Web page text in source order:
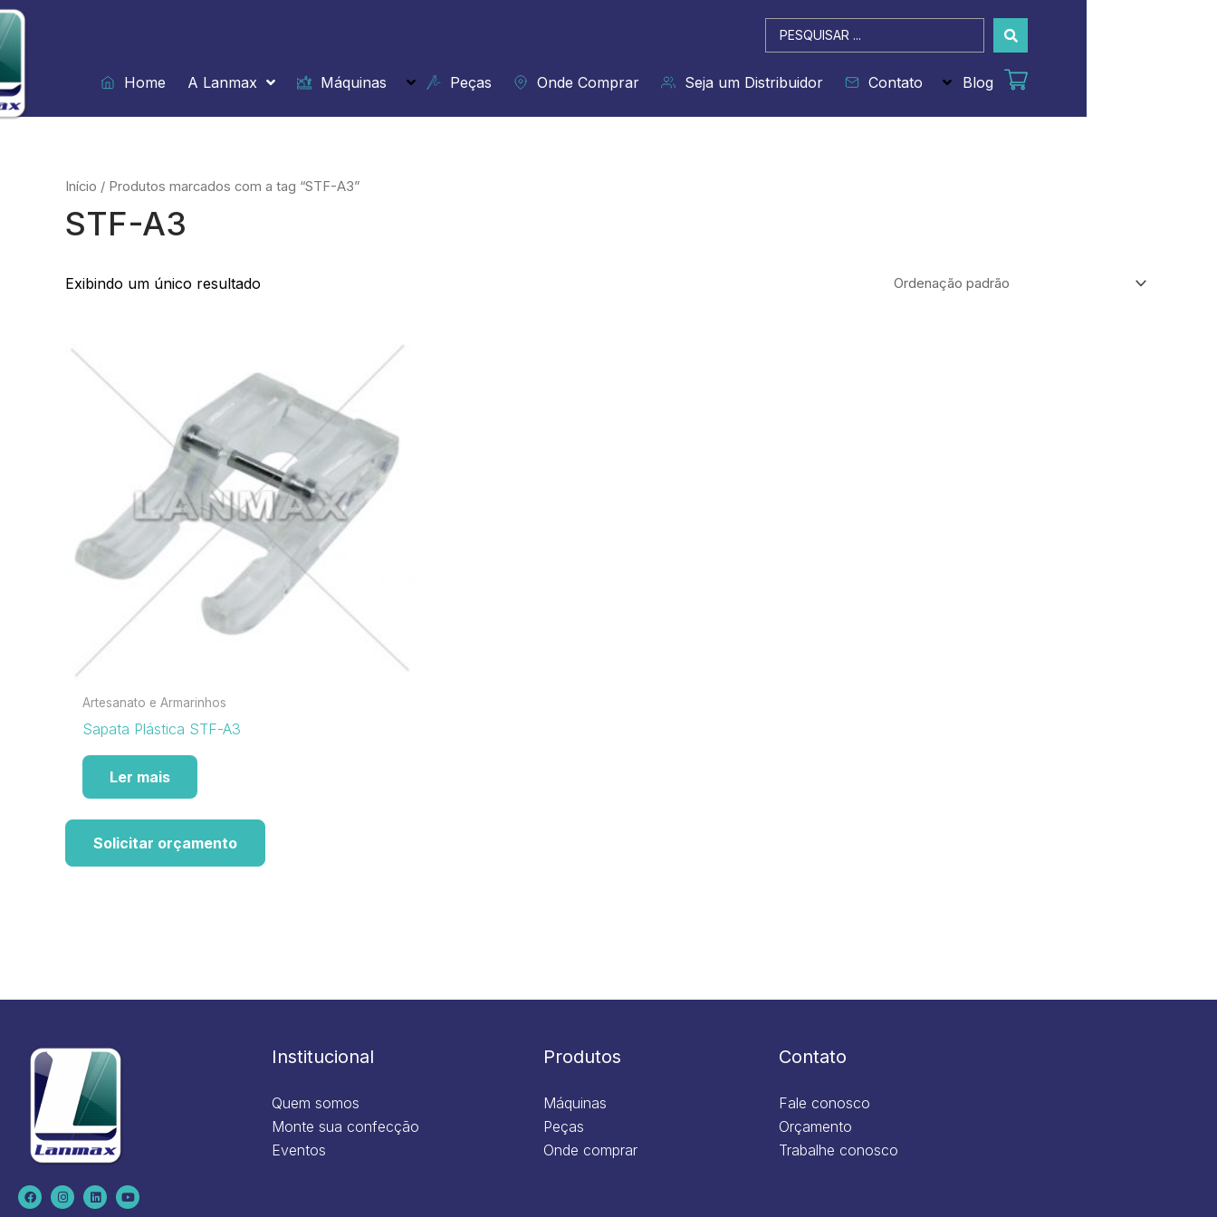
Ir
para
o
conteúdo
Pesquisar
...
Home
A Lanmax Máquinas Peças Onde Comprar Seja um Distribuidor Contato Blog
Início / Produtos marcados com a tag “STF-A3”
STF-A3
Exibindo um único resultado
Artesanato e Armarinhos
Sapata Plástica STF-A3
Ler mais
Solicitar orçamento
F
a
c
I
n
s
L
i
n
Y
o
u
Institucional
Quem somos
Monte sua confecção
Eventos
Produtos
Máquinas
Peças
Onde comprar
Contato
Fale conosco
Orçamento
Trabalhe conosco